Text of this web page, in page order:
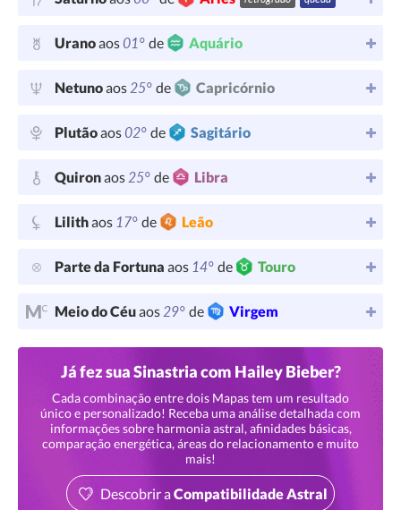
Uranoaos01° de Aquário
Netunoaos25° de Capricórnio
Plutãoaos02° de Sagitário
Quironaos25° de Libra
Lilithaos 17° de Leão
Parte da Fortuna aos 14° de Touro
Meio do Céuaos29° de Virgem
Já fez sua Sinastria com Hailey Bieber?
Cada combinação entre dois Mapas tem um resultado
único e personalizado! Receba uma análise detalhada com
informações sobre harmonia astral, afinidades básicas,
comparação energética, áreas do relacionamento e muito
mais!
Descobrir aCompatibilidade Astral